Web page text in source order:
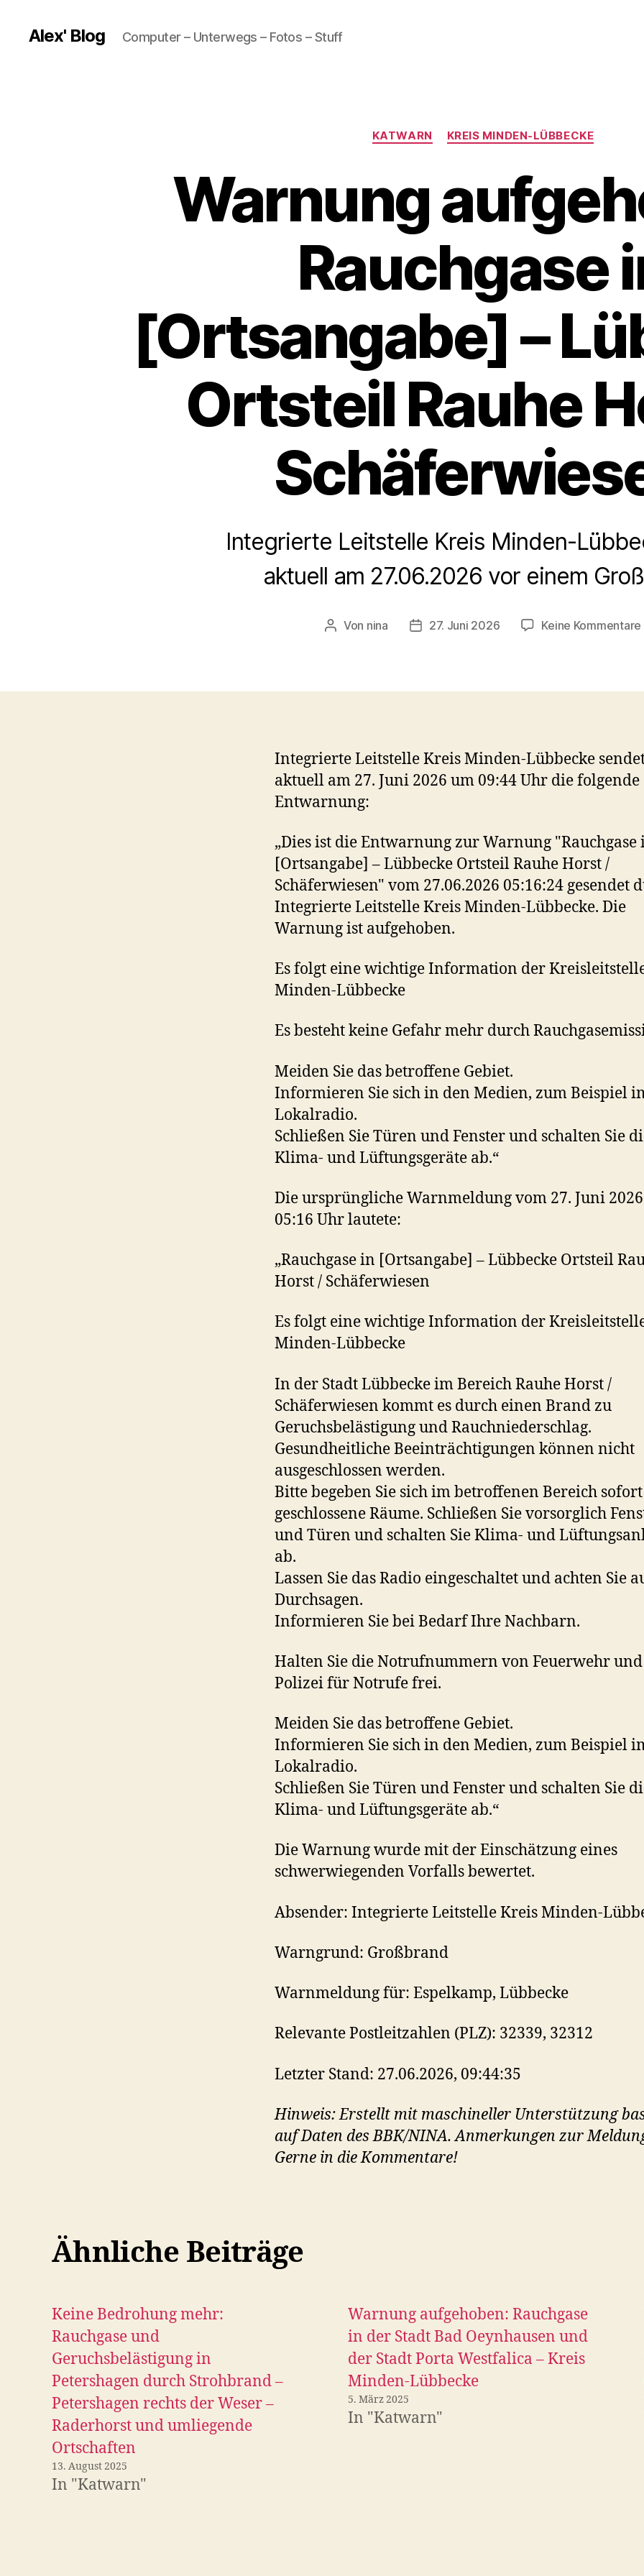
Alex' Blog Computer – Unterwegs – Fotos – Stuff
Kategorien
KATWARN KREIS MINDEN-LÜBBECKE
Warnung
Rauchgase
[Ortsangabe] –
Ortsteil Rauhe
Integrierte Leitstelle Kreis Minden-
aktuell am 27.06.2026 vor einem
Beitragsautor
Von nina Veröffentlichungsdatum
27. Juni 2026 Keine Kommentare
Integrierte Leitstelle Kreis Minden-Lübbecke
aktuell am 27. Juni 2026 um 09:44 Uhr die folgende
Entwarnung:
„Dies ist die Entwarnung zur Warnung "Rauchgase
[Ortsangabe] – Lübbecke Ortsteil Rauhe Horst /
Schäferwiesen" vom 27.06.2026 05:16:24 gesendet
Integrierte Leitstelle Kreis Minden-Lübbecke. Die
Warnung ist aufgehoben.
Es folgt eine wichtige Information der
Minden-Lübbecke
Es besteht keine Gefahr mehr durch
Meiden Sie das betroffene Gebiet.
Informieren Sie sich in den Medien, zum Beispiel
Lokalradio.
Schließen Sie Türen und Fenster und schalten Sie
Klima- und Lüftungsgeräte ab.“
Die ursprüngliche Warnmeldung vom 27. Juni
05:16 Uhr lautete:
„Rauchgase in [Ortsangabe] – Lübbecke Ortsteil
Horst / Schäferwiesen
Es folgt eine wichtige Information der
Minden-Lübbecke
In der Stadt Lübbecke im Bereich Rauhe Horst /
Schäferwiesen kommt es durch einen Brand zu
Geruchsbelästigung und Rauchniederschlag.
Gesundheitliche Beeinträchtigungen können nicht
ausgeschlossen werden.
Bitte begeben Sie sich im betroffenen Bereich
geschlossene Räume. Schließen Sie vorsorglich
und Türen und schalten Sie Klima- und
ab.
Lassen Sie das Radio eingeschaltet und achten Sie
Durchsagen.
Informieren Sie bei Bedarf Ihre Nachbarn.
Halten Sie die Notrufnummern von Feuerwehr und
Polizei für Notrufe frei.
Meiden Sie das betroffene Gebiet.
Informieren Sie sich in den Medien, zum Beispiel
Lokalradio.
Schließen Sie Türen und Fenster und schalten Sie
Klima- und Lüftungsgeräte ab.“
Die Warnung wurde mit der Einschätzung eines
schwerwiegenden Vorfalls bewertet.
Absender: Integrierte Leitstelle Kreis Minden-
Warngrund: Großbrand
Warnmeldung für: Espelkamp, Lübbecke
Relevante Postleitzahlen (PLZ): 32339, 32312
Letzter Stand: 27.06.2026, 09:44:35
Hinweis: Erstellt mit maschineller Unterstützung
auf Daten des BBK/NINA. Anmerkungen zur
Gerne in die Kommentare!
Ähnliche Beiträge
Keine Bedrohung mehr:
Rauchgase und
Geruchsbelästigung in
Petershagen durch Strohbrand –
Petershagen rechts der Weser –
Raderhorst und umliegende
Ortschaften
13. August 2025
In "Katwarn"
Warnung aufgehoben: Rauchgase
in der Stadt Bad Oeynhausen und
der Stadt Porta Westfalica – Kreis
Minden-Lübbecke
5. März 2025
In "Katwarn"